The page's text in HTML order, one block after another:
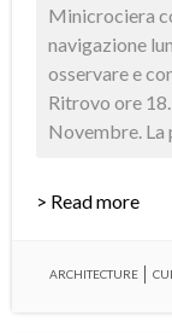
Minicrociera
navigazione
osservare e
Ritrovo ore
Novembre. La
> Read more
ARCHITECTURE